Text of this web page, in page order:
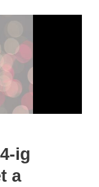
ig
a